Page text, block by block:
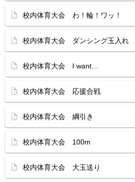
校内体育大会 わ！輪！ワッ！
校内体育大会 ダンシング玉入れ
校内体育大会 I want…
校内体育大会 応援合戦
校内体育大会 綱引き
校内体育大会 100m
校内体育大会 大玉送り